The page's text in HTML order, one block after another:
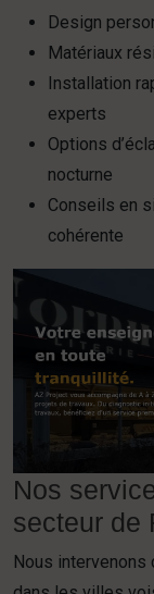
Design
Matériaux
Installation
experts
Options
nocturne
Conseils en
cohérente
Nos
secteur de
Nous intervenons